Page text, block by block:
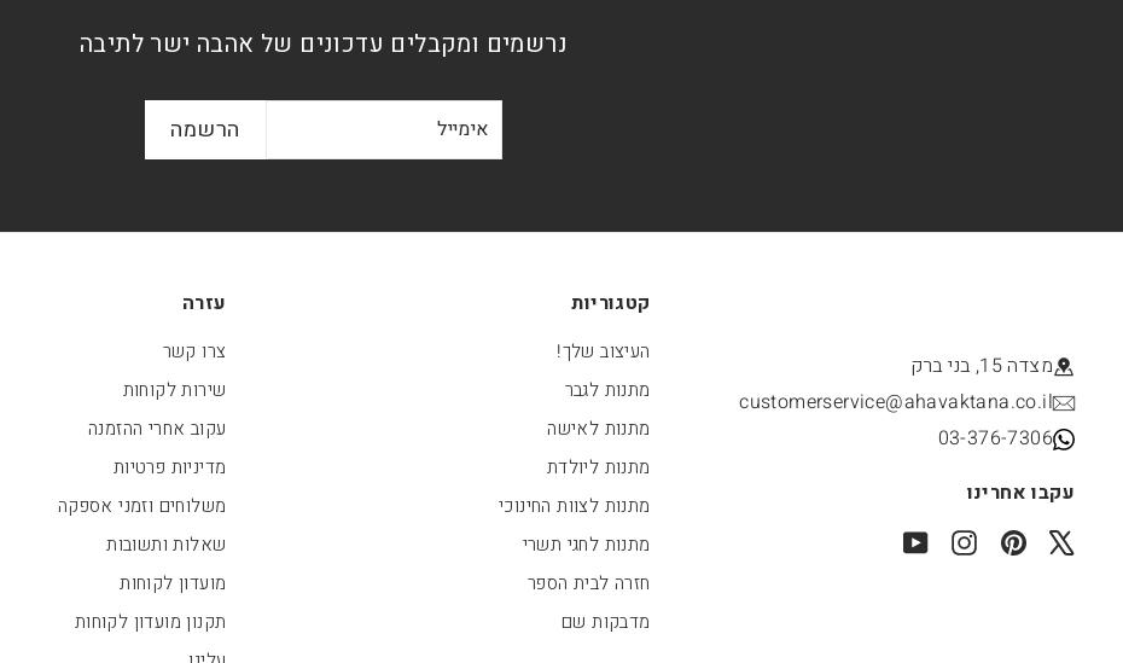
נרשמים ומקבלים עדכונים של אהבה ישר לתיבה
הרשמה
מצדה 15, בני ברק
customerservice@ahavaktana.co.il
03-376-7306
עקבו אחרינו
X
Pinterest
Instagram
YouTube
קטגוריות
העיצוב שלך!
מתנות לגבר
מתנות לאישה
מתנות ליולדת
מתנות לצוות החינוכי
מתנות לחגי תשרי
חזרה לבית הספר
מדבקות שם
עזרה
צרו קשר
שירות לקוחות
עקוב אחרי ההזמנה
מדיניות פרטיות
משלוחים וזמני אספקה
שאלות ותשובות
מועדון לקוחות
תקנון מועדון לקוחות